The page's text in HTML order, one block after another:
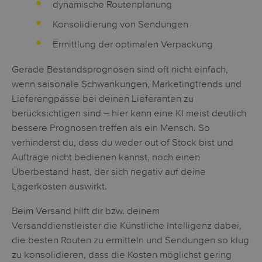
dynamische Routenplanung
Konsolidierung von Sendungen
Ermittlung der optimalen Verpackung
Gerade Bestandsprognosen sind oft nicht einfach,
wenn saisonale Schwankungen, Marketingtrends und
Lieferengpässe bei deinen Lieferanten zu
berücksichtigen sind – hier kann eine KI meist deutlich
bessere Prognosen treffen als ein Mensch. So
verhinderst du, dass du weder out of Stock bist und
Aufträge nicht bedienen kannst, noch einen
Überbestand hast, der sich negativ auf deine
Lagerkosten auswirkt.
Beim Versand hilft dir bzw. deinem
Versanddienstleister die Künstliche Intelligenz dabei,
die besten Routen zu ermitteln und Sendungen so klug
zu konsolidieren, dass die Kosten möglichst gering